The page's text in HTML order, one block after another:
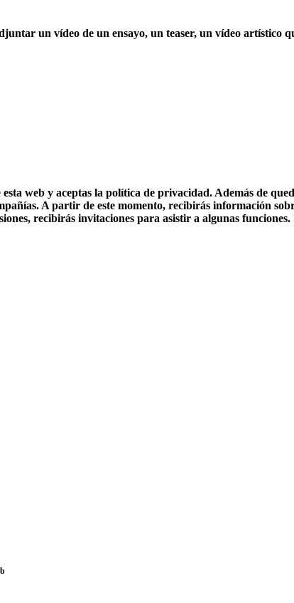
un vídeo de un ensayo, un teaser, un vídeo artístico
web y aceptas la política de privacidad. Además de
A partir de este momento, recibirás información
recibirás invitaciones para asistir a algunas